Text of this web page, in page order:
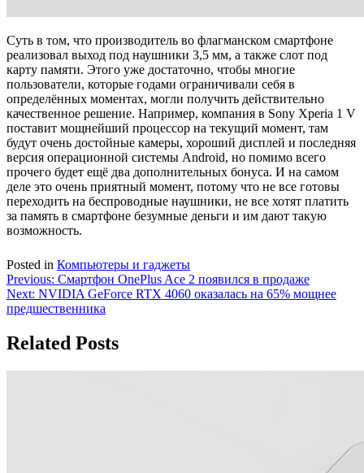
Суть в том, что производитель во флагманском смартфоне
реализовал выход под наушники 3,5 мм, а также слот под
карту памяти. Этого уже достаточно, чтобы многие
пользователи, которые годами ограничивали себя в
определённых моментах, могли получить действительно
качественное решение. Например, компания в Sony Xperia 1 V
поставит мощнейший процессор на текущий момент, там
будут очень достойные камеры, хороший дисплей и последняя
версия операционной системы Android, но помимо всего
прочего будет ещё два дополнительных бонуса. И на самом
деле это очень приятный момент, потому что не все готовы
переходить на беспроводные наушники, не все хотят платить
за память в смартфоне безумные деньги и им дают такую
возможность.
Posted in Компьютеры и гаджеты
Навигация
по
Previous: Смартфон OnePlus Ace 2 появился в продаже
Next: NVIDIA GeForce RTX 4060 оказалась на 65% мощнее
предшественника
Related Posts